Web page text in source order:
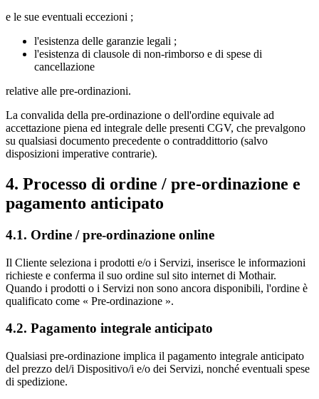
e le sue eventuali eccezioni ;
l'esistenza delle garanzie legali ;
l'esistenza di clausole di non‑rimborso e di spese di
cancellazione
relative alle pre‑ordinazioni.
La convalida della pre‑ordinazione o dell'ordine equivale ad
accettazione piena ed integrale delle presenti CGV, che prevalgono
su qualsiasi documento precedente o contraddittorio (salvo
disposizioni imperative contrarie).
4. Processo di ordine / pre‑ordinazione e
pagamento anticipato
4.1. Ordine / pre‑ordinazione online
Il Cliente seleziona i prodotti e/o i Servizi, inserisce le informazioni
richieste e conferma il suo ordine sul sito internet di Mothair.
Quando i prodotti o i Servizi non sono ancora disponibili, l'ordine è
qualificato come « Pre‑ordinazione ».
4.2. Pagamento integrale anticipato
Qualsiasi pre‑ordinazione implica il pagamento integrale anticipato
del prezzo del/i Dispositivo/i e/o dei Servizi, nonché eventuali spese
di spedizione.